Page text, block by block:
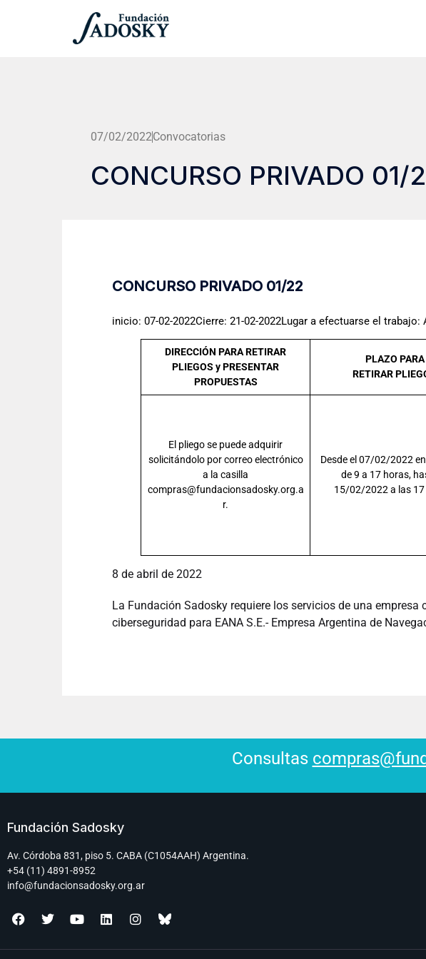
07/02/2022Convocatorias
CONCURSO PRIVADO 01/
CONCURSO PRIVADO 01/22
inicio: 07-02-2022Cierre: 21-02-2022Lugar a efectuarse el
DIRECCIÓN PARA RETIRAR
PLIEGOS y PRESENTAR
PROPUESTAS
PLAZO PARA
RETIRAR
El pliego se puede adquirir
solicitándolo por correo electrónico
a la casilla
compras@fundacionsadosky.org.a
r.
Desde el 07/02/2022
de 9 a 17 horas,
15/02/2022 a las 17
8 de abril de 2022
La Fundación Sadosky requiere los servicios de una
ciberseguridad para EANA S.E.- Empresa Argentina de
Consultas
Fundación Sadosky
Av. Córdoba 831, piso 5. CABA (C1054AAH) Argentina.
+54 (11) 4891-8952
info@fundacionsadosky.org.ar